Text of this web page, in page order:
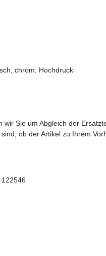
chrom, Hochdruck
Sie um Abgleich der
ob der Artikel zu Ihrem